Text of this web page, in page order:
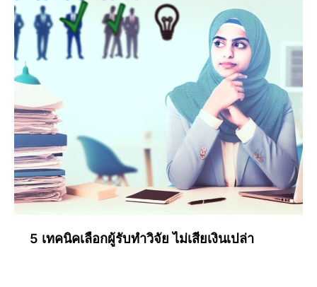
5 เทคนิคเลือกผู้รับทำวิจัย ไม่เสียเงินเปล่า